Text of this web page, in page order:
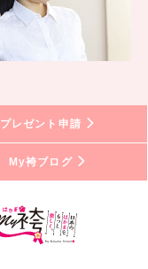
プレゼント申請
My袴ブログ